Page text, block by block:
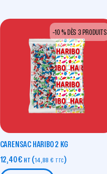
-10 % DÈS 3 PRODUITS
CARENSAC HARIBO 2 KG
12,40€ HT (14,88€ TTC)